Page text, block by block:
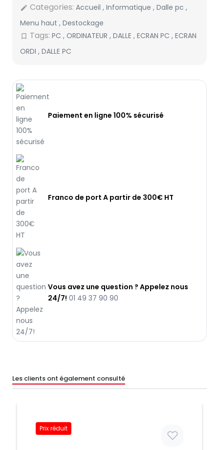
edit Categories: Accueil , Informatique , Dalle pc ,
Menu haut , Destockage
bookmark_border Tags: PC , ORDINATEUR , DALLE , ECRAN PC , ECRAN
ORDI , DALLE PC
Paiement en ligne 100% sécurisé
Franco de port A partir de 300€ HT
Vous avez une question ? Appelez nous
24/7! 01 49 37 90 90
Les clients ont également consulté
Prix réduit